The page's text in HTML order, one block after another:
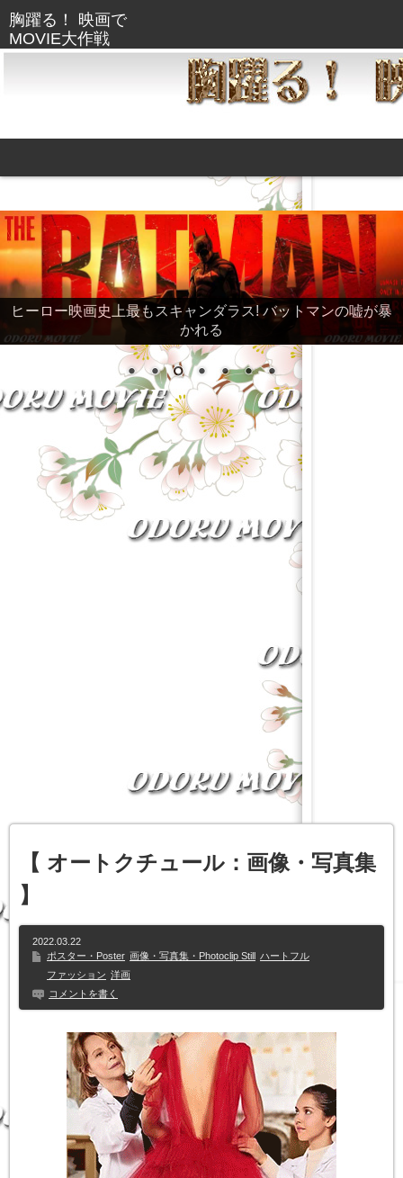
ヒーロー映画史上最もスキャンダラス! バットマンの嘘が暴
かれる
【 オートクチュール：画像・写真集
】
2022.03.22
ポスター・Poster 画像・写真集・Photoclip Still
ハートフル
ファッション 洋画
コメントを書く